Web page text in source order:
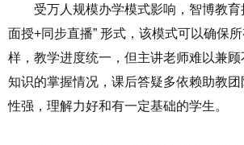
受万人规模办学模式影响，智博教育
面授+同步直播” 形式，该模式可以确保
样，教学进度统一，但主讲老师难以兼
知识的掌握情况，课后答疑多依赖助教
性强，理解力好和有一定基础的学生。